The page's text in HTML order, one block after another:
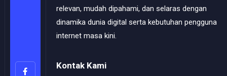
relevan, mudah dipahami, dan selaras dengan
dinamika dunia digital serta kebutuhan pengguna
internet masa kini.
Kontak Kami